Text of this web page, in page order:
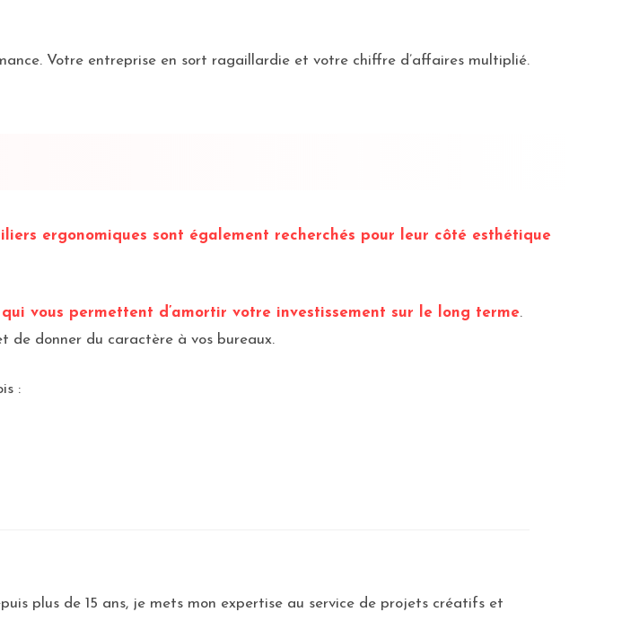
Votre entreprise en sort ragaillardie et votre chiffre d’affaires multiplié.
ergonomiques sont également recherchés pour leur côté esthétique
vous permettent d’amortir votre investissement sur le long terme.
de donner du caractère à vos bureaux.
:
plus de 15 ans, je mets mon expertise au service de projets créatifs et